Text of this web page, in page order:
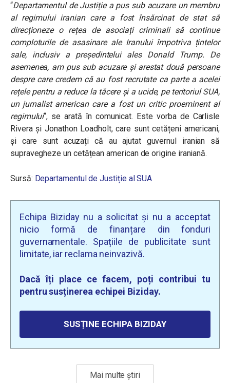
“Departamentul de Justiție a pus sub acuzare un membru
al regimului iranian care a fost însărcinat de stat să
direcționeze o rețea de asociați criminali să continue
comploturile de asasinare ale Iranului împotriva țintelor
sale, inclusiv a președintelui ales Donald Trump. De
asemenea, am pus sub acuzare și arestat două persoane
despre care credem că au fost recrutate ca parte a acelei
rețele pentru a reduce la tăcere și a ucide, pe teritoriul SUA,
un jurnalist american care a fost un critic proeminent al
regimului“, se arată în comunicat. Este vorba de Carlisle
Rivera și Jonathon Loadholt, care sunt cetățeni americani,
și care sunt acuzați că au ajutat guvernul iranian să
supravegheze un cetățean american de origine iraniană.
Sursă: Departamentul de Justiție al SUA
Echipa Biziday nu a solicitat și nu a acceptat
nicio formă de finanțare din fonduri
guvernamentale. Spațiile de publicitate sunt
limitate, iar reclama neinvazivă.
Dacă îți place ce facem, poți contribui tu
pentru susținerea echipei Biziday.
SUSȚINE ECHIPA BIZIDAY
Mai multe știri